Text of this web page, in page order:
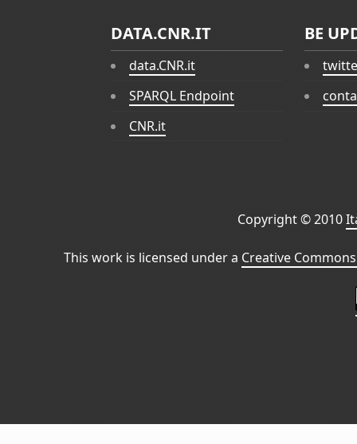
DATA.CNR.IT
data.CNR.it
SPARQL Endpoint
CNR.it
BE
Copyright © 2010
This work is licensed under a Creative